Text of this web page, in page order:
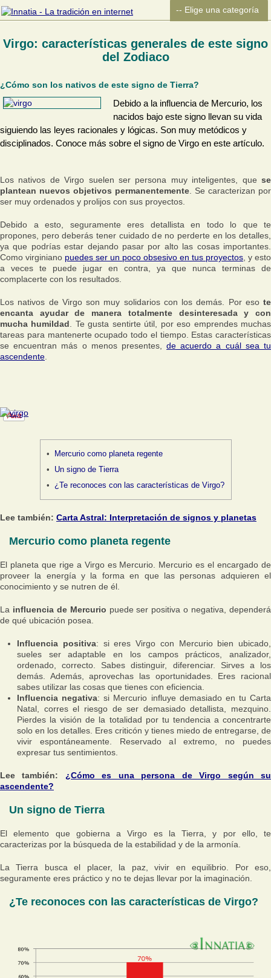
Virgo: características generales de este signo
del Zodiaco
¿Cómo son los nativos de este signo de Tierra?
Debido a la influencia de Mercurio, los
nacidos bajo este signo llevan su vida
siguiendo las leyes racionales y lógicas. Son muy metódicos y
disciplinados. Conoce más sobre el signo de Virgo en este artículo.
Los nativos de Virgo suelen ser persona muy inteligentes, que se
plantean nuevos objetivos permanentemente . Se caracterizan por
ser muy ordenados y prolijos con sus proyectos.
Debido a esto, seguramente eres detallista en todo lo que te
propones, pero deberás tener cuidado de no perderte en los detalles,
ya que podrías estar dejando pasar por alto las cosas importantes.
Como virginiano puedes ser un poco obsesivo en tus proyectos , y esto
a veces te puede jugar en contra, ya que nunca terminas de
complacerte con los resultados.
Los nativos de Virgo son muy solidarios con los demás. Por eso te
encanta ayudar de manera totalmente desinteresada y con
mucha humildad . Te gusta sentirte útil, por eso emprendes muchas
tareas para mantenerte ocupado todo el tiempo. Estas características
se encuentran más o menos presentes,de acuerdo a cuál sea tu
ascendente
Mercurio como planeta regente
Un signo de Tierra
¿Te reconoces con las características de Virgo?
Lee también: Carta Astral: Interpretación de signos y planetas
Mercurio como planeta regente
El planeta que rige a Virgo es Mercurio. Mercurio es el encargado de
proveer la energía y la forma en que las personas adquieren el
conocimiento y se nutren de él.
La influencia de Mercurio puede ser positiva o negativa, dependerá
de qué ubicación posea.
Influencia positiva: si eres Virgo con Mercurio bien ubicado,
sueles ser adaptable en los campos prácticos, analizador,
ordenado, correcto. Sabes distinguir, diferenciar. Sirves a los
demás. Además, aprovechas las oportunidades. Eres racional
sabes utilizar las cosas que tienes con eficiencia.
Influencia negativa: si Mercurio influye demasiado en tu Carta
Natal, corres el riesgo de ser demasiado detallista, mezquino.
Pierdes la visión de la totalidad por tu tendencia a concentrarte
solo en los detalles. Eres criticón y tienes miedo de entregarse, de
vivir espontáneamente. Reservado al extremo, no puedes
expresar tus sentimientos.
Lee también: ¿Cómo es una persona de Virgo según su
ascendente?
Un signo de Tierra
El elemento que gobierna a Virgo es la Tierra, y por ello, te
caracterizas por la búsqueda de la estabilidad y de la armonía.
La Tierra busca el placer, la paz, vivir en equilibrio. Por eso,
seguramente eres práctico y no te dejas llevar por la imaginación.
¿Te reconoces con las características de Virgo?